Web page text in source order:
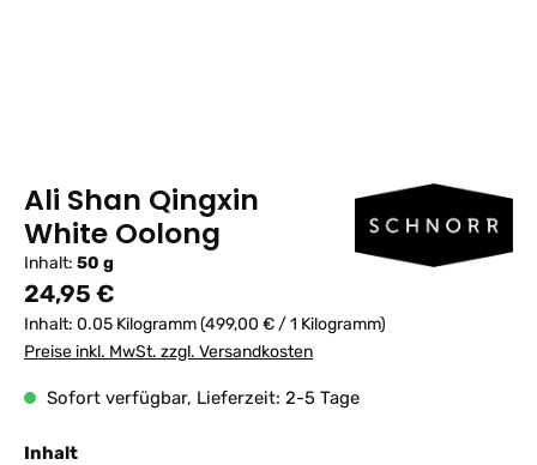
Ali Shan Qingxin
White Oolong
Inhalt: 50 g
Regulärer Preis:
24,95 €
Inhalt: 0.05 Kilogramm(499,00 € / 1 Kilogramm)
Preise inkl. MwSt. zzgl. Versandkosten
Sofort verfügbar, Lieferzeit: 2-5 Tage
Inhaltauswählen